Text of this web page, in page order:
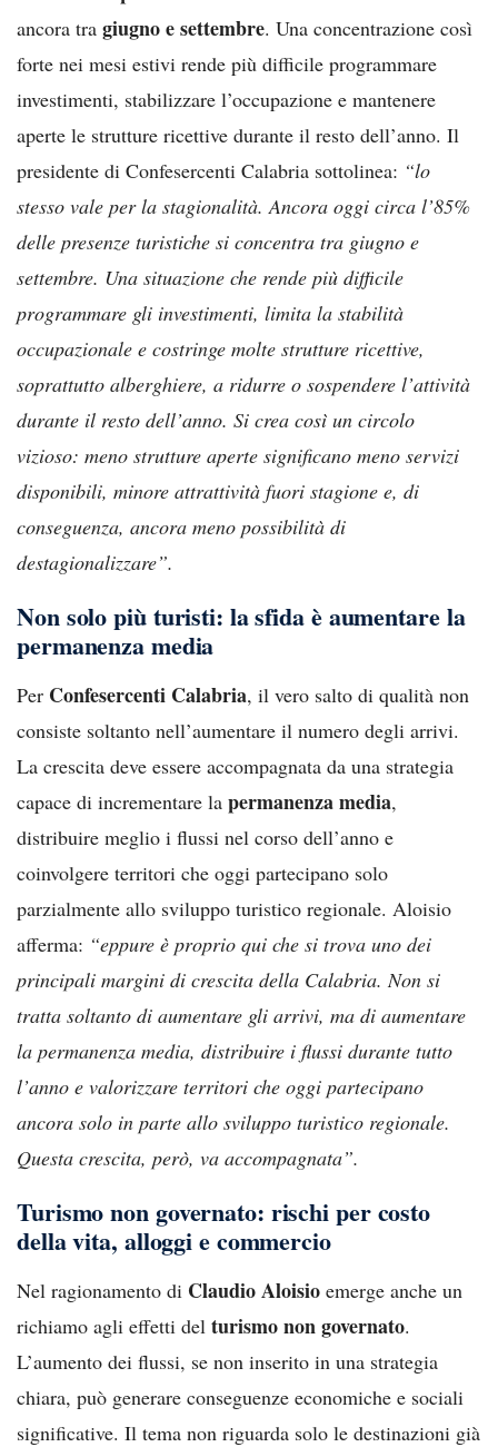
ancora tra giugno e settembre. Una concentrazione così
forte nei mesi estivi rende più difficile programmare
investimenti, stabilizzare l’occupazione e mantenere
aperte le strutture ricettive durante il resto dell’anno. Il
presidente di Confesercenti Calabria sottolinea: “lo
stesso vale per la stagionalità. Ancora oggi circa l’85%
delle presenze turistiche si concentra tra giugno e
settembre. Una situazione che rende più difficile
programmare gli investimenti, limita la stabilità
occupazionale e costringe molte strutture ricettive,
soprattutto alberghiere, a ridurre o sospendere l’attività
durante il resto dell’anno. Si crea così un circolo
vizioso: meno strutture aperte significano meno servizi
disponibili, minore attrattività fuori stagione e, di
conseguenza, ancora meno possibilità di
destagionalizzare”.
Non solo più turisti: la sfida è aumentare la
permanenza media
Per Confesercenti Calabria, il vero salto di qualità non
consiste soltanto nell’aumentare il numero degli arrivi.
La crescita deve essere accompagnata da una strategia
capace di incrementare la permanenza media,
distribuire meglio i flussi nel corso dell’anno e
coinvolgere territori che oggi partecipano solo
parzialmente allo sviluppo turistico regionale. Aloisio
afferma: “eppure è proprio qui che si trova uno dei
principali margini di crescita della Calabria. Non si
tratta soltanto di aumentare gli arrivi, ma di aumentare
la permanenza media, distribuire i flussi durante tutto
l’anno e valorizzare territori che oggi partecipano
ancora solo in parte allo sviluppo turistico regionale.
Questa crescita, però, va accompagnata”.
Turismo non governato: rischi per costo
della vita, alloggi e commercio
Nel ragionamento di Claudio Aloisio emerge anche un
richiamo agli effetti del turismo non governato.
L’aumento dei flussi, se non inserito in una strategia
chiara, può generare conseguenze economiche e sociali
significative. Il tema non riguarda solo le destinazioni già